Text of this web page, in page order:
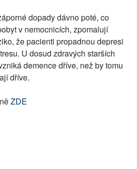
dopady dávno poté, co
v nemocnicích, zpomalují
že pacienti propadnou depresi
U dosud zdravých starších
demence dříve, než by tomu
dříve.
ZDE